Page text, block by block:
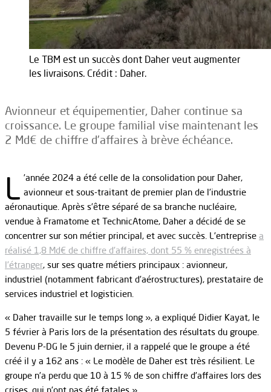
Le TBM est un succès dont Daher veut augmenter
les livraisons. Crédit : Daher.
Avionneur et équipementier, Daher continue sa
croissance. Le groupe familial vise maintenant les
2 Md€ de chiffre d’affaires à brève échéance.
L ’année 2024 a été celle de la consolidation pour Daher,
avionneur et sous-traitant de premier plan de l’industrie
aéronautique. Après s’être séparé de sa branche nucléaire,
vendue à Framatome et TechnicAtome, Daher a décidé de se
concentrer sur son métier principal, et avec succès. L’entreprise a
réalisé 1,8 Md€ de chiffre d’affaires, dont 55 % enregistrées à
l’étranger, sur ses quatre métiers principaux : avionneur,
industriel (notamment fabricant d’aérostructures), prestataire de
services industriel et logisticien.
« Daher travaille sur le temps long », a expliqué Didier Kayat, le
5 février à Paris lors de la présentation des résultats du groupe.
Devenu P-DG le 5 juin dernier, il a rappelé que le groupe a été
créé il y a 162 ans : « Le modèle de Daher est très résilient. Le
groupe n’a perdu que 10 à 15 % de son chiffre d’affaires lors des
crises, qui n’ont pas été fatales ».